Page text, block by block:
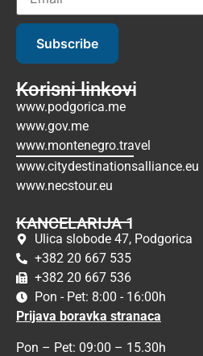
Subscribe
Korisni linkovi
www.podgorica.me
www.gov.me
www.montenegro.travel
www.citydestinationsalliance.eu
www.necstour.eu
KANCELARIJA 1
Ulica slobode 47, Podgorica
+382 20 667 535
+382 20 667 536
Pon - Pet: 8:00 - 16:00h
Prijava boravka stranaca
Pon – Pet: 09:00 – 15.30h